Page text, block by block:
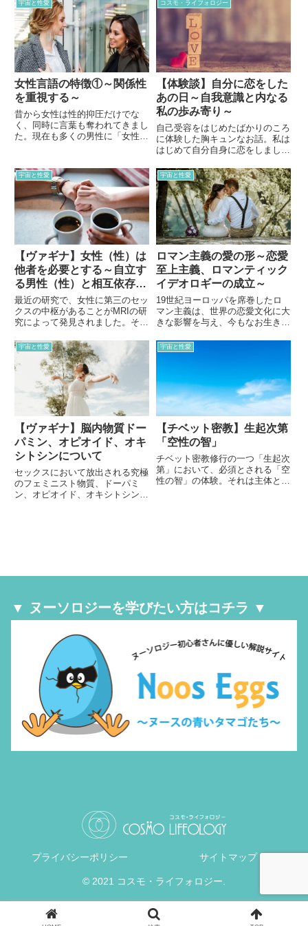
宇宙と性愛
女性言語の特徴①～関係性
を重視する～
昔から女性は性的抑圧だけでな
く、同時に言葉も奪われてきまし
た。現在も多くの男性に「女性の
に言葉のとらえ方や使い方が違っ
ているのか、書籍「関係する女
所有する男」（斎藤環著）を参考
に見ていきたいと思います。
コスモ・ライフォロジー
【体験談】自分に恋をした
あの日～自我意識と内なる
私の歩み寄り～
自己受容をはじめたばかりのころ
に体験した胸キュンなお話。私は
はじめて自分自身に恋をしまし
私が歩み寄った瞬間なのかもしれ
ません。
宇宙と性愛
【ヴァギナ】女性（性）は
他者を必要とする～自立す
る男性（性）と相互依存す
る女性（性）～
最近の研究で、女性に第三のセッ
クスの中枢があることがMRIの研
究によって発見されました。その
子宮口は進化的に他者を必要とす
るようにできている」というこ
と。これは自己としての自立の概
念を、大きく根底からくつがえす
ものになりそうです。
宇宙と性愛
ロマン主義の愛の形～恋愛
至上主義、ロマンティック
イデオロギーの成立～
19世紀ヨーロッパを席巻したロ
マン主義は、世界の恋愛文化に大
きな影響を与え、今もなお生きつ
大反転を起こし庶民に広がること
で、古代ギリシャから続いてきた
たちの今のジェンダー観を規定し
ました。
宇宙と性愛
【ヴァギナ】脳内物質ドー
パミン、オピオイド、オキ
シトシンについて
セックスにおいて放出される究極
のフェミニスト物質、ドーパミ
ン、オピオイド、オキシトシンを
宇宙と性愛
【チベット密教】生起次第
「空性の智」
チベット密教修行の一つ「生起次
第」において、必須とされる「空
性の智」の体験。それは主体と客
▼ ヌーソロジーを学びたい方はコチラ ▼
プライバシーポリシー サイトマップ
© 2021 コスモ・ライフォロジー.